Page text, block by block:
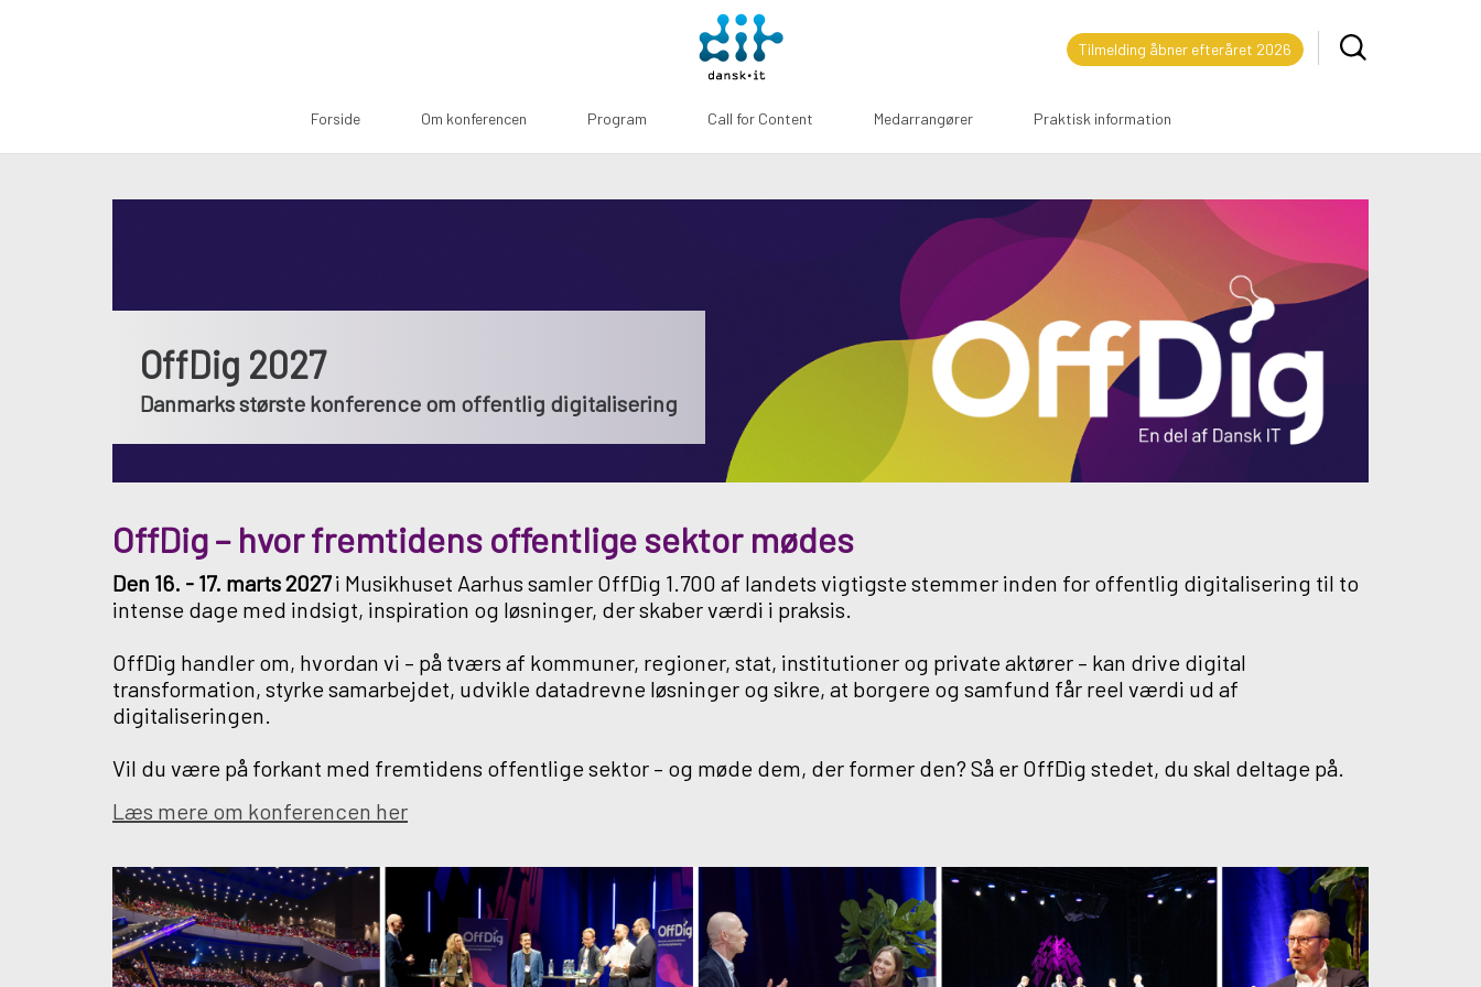
Tilmelding åbner efteråret 2026
Forside Om konferencen Program Call for Content Medarrangører Praktisk information
OffDig 2027
Danmarks største konference om offentlig digitalisering
OffDig – hvor fremtidens offentlige sektor mødes
Den 16. - 17. marts 2027i Musikhuset Aarhus samler OffDig 1.700 af landets vigtigste stemmer inden for offentlig digitalisering til to
intense dage med indsigt, inspiration og løsninger, der skaber værdi i praksis.
OffDig handler om, hvordan vi – på tværs af kommuner, regioner, stat, institutioner og private aktører – kan drive digital
transformation, styrke samarbejdet, udvikle datadrevne løsninger og sikre, at borgere og samfund får reel værdi ud af
digitaliseringen.
Vil du være på forkant med fremtidens offentlige sektor – og møde dem, der former den? Så er OffDig stedet, du skal deltage på.
Læs mere om konferencen her